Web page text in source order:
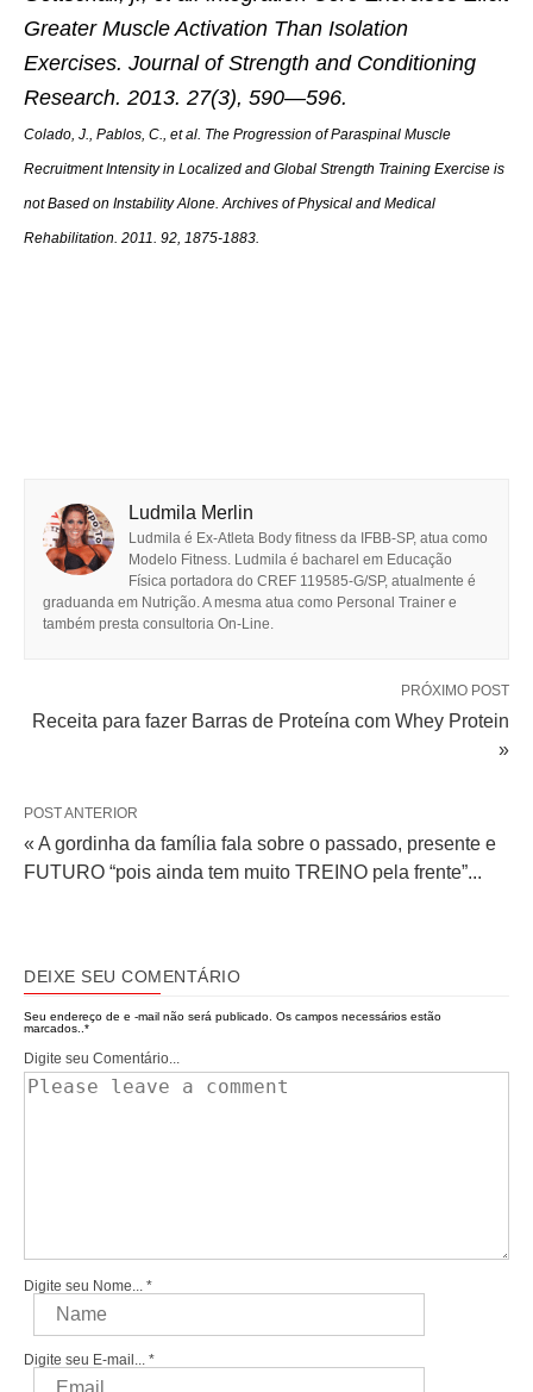
Greater Muscle Activation Than Isolation
Exercises. Journal of Strength and Conditioning
Research. 2013. 27(3), 590—596.
Colado, J., Pablos, C., et al. The Progression of Paraspinal Muscle
Recruitment Intensity in Localized and Global Strength Training Exercise is
not Based on Instability Alone. Archives of Physical and Medical
Rehabilitation. 2011. 92, 1875-1883.
Ludmila Merlin
Ludmila é Ex-Atleta Body fitness da IFBB-SP, atua como
Modelo Fitness. Ludmila é bacharel em Educação
Física portadora do CREF 119585-G/SP, atualmente é
graduanda em Nutrição. A mesma atua como Personal Trainer e
também presta consultoria On-Line.
PRÓXIMO POST
Receita para fazer Barras de Proteína com Whey Protein
»
POST ANTERIOR
« A gordinha da família fala sobre o passado, presente e
FUTURO “pois ainda tem muito TREINO pela frente”...
DEIXE SEU COMENTÁRIO
Seu endereço de e -mail não será publicado. Os campos necessários estão
marcados.. *
Digite seu Comentário...
Digite seu Nome... *
Digite seu E-mail... *